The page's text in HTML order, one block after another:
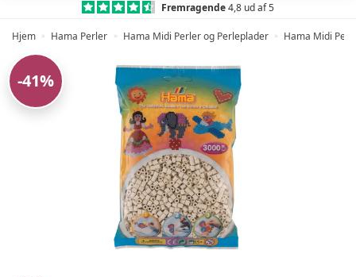
Fremragende4,8 ud af 5
Hjem » Hama Perler » Hama Midi Perler og Perleplader » Hama Midi
-41%